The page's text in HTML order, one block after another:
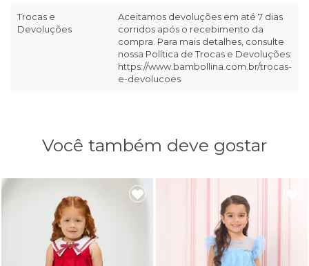
Trocas e
Devoluções
Aceitamos devoluções em até 7 dias
corridos após o recebimento da
compra. Para mais detalhes, consulte
nossa Política de Trocas e Devoluções:
https://www.bambollina.com.br/trocas-
e-devolucoes
Você também deve gostar